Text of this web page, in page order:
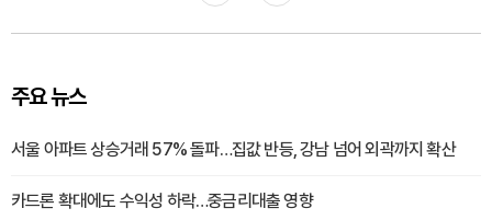
주요 뉴스
서울 아파트 상승거래 57% 돌파…집값 반등, 강남 넘어 외곽까지 확산
카드론 확대에도 수익성 하락…중금리대출 영향